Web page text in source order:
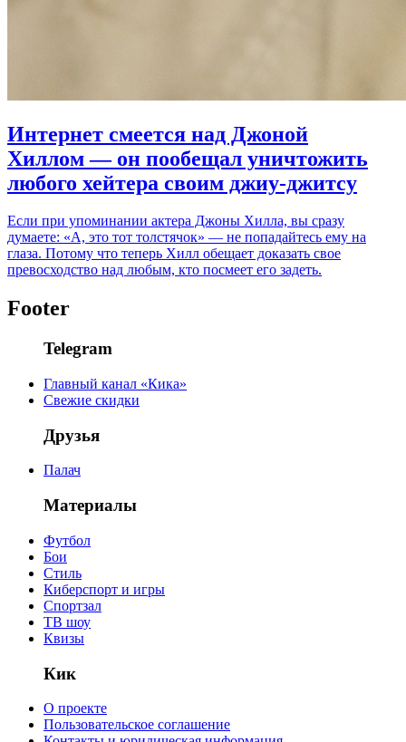
Интернет смеется над Джоной
Хиллом — он пообещал уничтожить
любого хейтера своим джиу-джитсу
Если при упоминании актера Джоны Хилла, вы сразу
думаете: «А, это тот толстячок» — не попадайтесь ему на
глаза. Потому что теперь Хилл обещает доказать свое
превосходство над любым, кто посмеет его задеть.
Footer
Telegram
Главный канал «Кика»
Свежие скидки
Друзья
Палач
Материалы
Футбол
Бои
Стиль
Киберспорт и игры
Спортзал
ТВ шоу
Квизы
Кик
О проекте
Пользовательское соглашение